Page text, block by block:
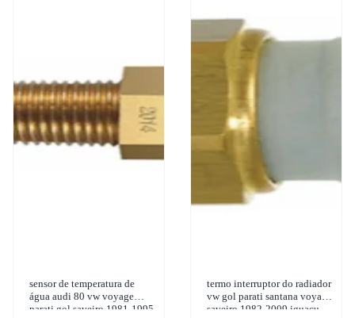
sensor de temperatura de
água audi 80 vw voyage
parati gol saveiro 1981-1995
termo interruptor do radiador
vw gol parati santana voyage
saveiro 1982-2009 iguaçu -